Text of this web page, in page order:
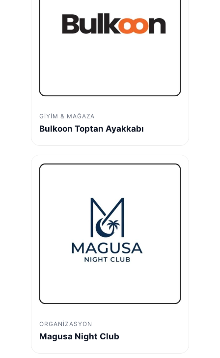
GIYIM & MAĞAZA
Bulkoon Toptan Ayakkabı
ORGANIZASYON
Magusa Night Club